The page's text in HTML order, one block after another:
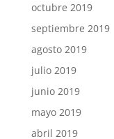
octubre 2019
septiembre 2019
agosto 2019
julio 2019
junio 2019
mayo 2019
abril 2019